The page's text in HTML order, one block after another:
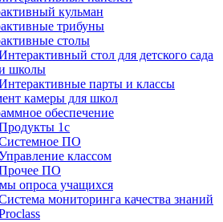
кульман
трибуны
столы
стол для детского сада
школы
парты и классы
камеры для школ
обеспечение
1с
ПО
классом
ПО
опроса учащихся
мониторинга качества знаний